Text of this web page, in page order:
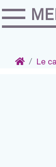
Accéder au
Accueil
Le